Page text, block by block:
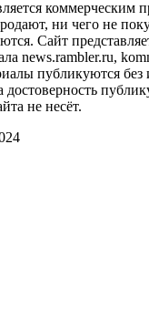
коммерческим
ни чего не
Сайт
news.rambler.ru,
публикуются без
достоверность
не несёт.